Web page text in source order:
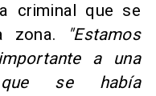
criminal que se
zona.
"Estamos
a una
que se había